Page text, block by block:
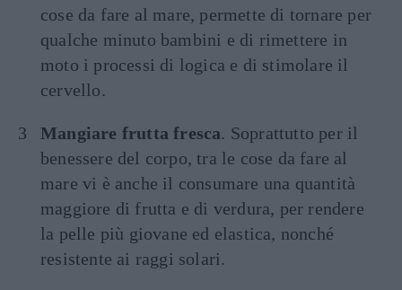
cose da fare al mare, permette di tornare per
qualche minuto bambini e di rimettere in
moto i processi di logica e di stimolare il
cervello.
Mangiare frutta fresca. Soprattutto per il
benessere del corpo, tra le cose da fare al
mare vi è anche il consumare una quantità
maggiore di frutta e di verdura, per rendere
la pelle più giovane ed elastica, nonché
resistente ai raggi solari.